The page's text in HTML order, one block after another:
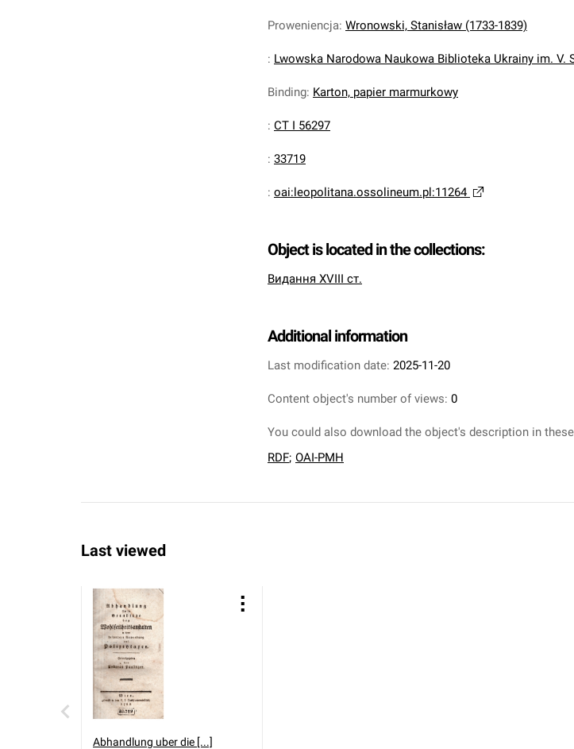
Proweniencja: Wronowski, Stanisław (1733-1839)
: Lwowska Narodowa Naukowa Biblioteka Ukrainy im. V.
Binding: Karton, papier marmurkowy
: CT I 56297
: 33719
: oai:leopolitana.ossolineum.pl:11264
Object is located in the collections:
Видання XVIII ст.
Additional information
Last modification date: 2025-11-20
Content object's number of views: 0
You could also download the object's description in
RDF; OAI-PMH
Last viewed
Abhandlung uber die [...]